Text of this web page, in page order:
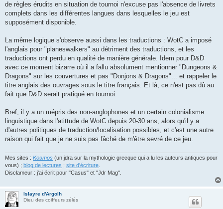
de règles érudits en situation de tournoi n'excuse pas l'absence de livrets
complets dans les différentes langues dans lesquelles le jeu est
supposément disponible.
La même logique s'observe aussi dans les traductions : WotC a imposé
l'anglais pour "planeswalkers" au détriment des traductions, et les
traductions ont perdu en qualité de manière générale. Idem pour D&D
avec ce moment bizarre où il a fallu absolument mentionner "Dungeons &
Dragons" sur les couvertures et pas "Donjons & Dragons"... et rappeler le
titre anglais des ouvrages sous le titre français. Et là, ce n'est pas dû au
fait que D&D serait pratiqué en tournoi.
Bref, il y a un mépris des non-anglophones et un certain colonialisme
linguistique dans l'atittude de WotC depuis 20-30 ans, alors qu'il y a
d'autres politiques de traduction/localisation possibles, et c'est une autre
raison qui fait que je ne suis pas fâché de m'être sevré de ce jeu.
Mes sites : Kosmos (un jdra sur la mythologie grecque qui a lu les auteurs antiques pour
vous) ; blog de lectures ; site d'écriture
Disclameur : j'ai écrit pour "Casus" et "Jdr Mag".
Islayre d'Argolh
Dieu des coiffeurs zélés